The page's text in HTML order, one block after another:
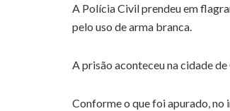
A Polícia Civil prendeu em
pelo uso de arma branca.
A prisão aconteceu na cidade
Conforme o que foi apurado, no